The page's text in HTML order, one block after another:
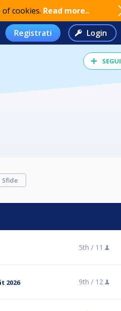
cookies. Read more..
Registrati Login
SEGUI
Sfide
5th / 11
2026 9th / 12